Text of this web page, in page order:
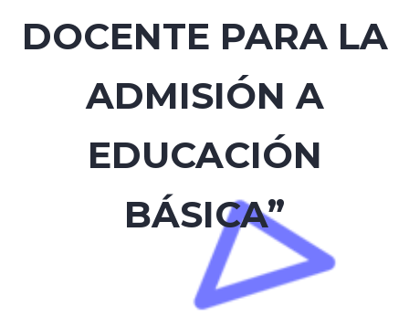
DOCENTE PARA LA
ADMISIÓN A
EDUCACIÓN
BÁSICA”